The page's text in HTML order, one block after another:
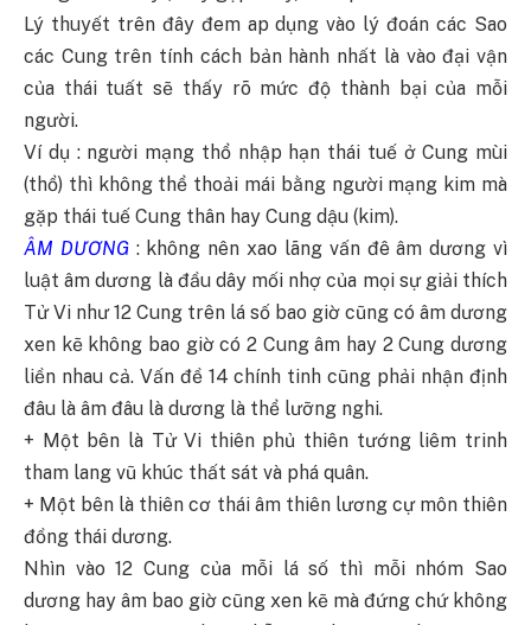
Lý thuyết trên đây đem ap dụng vào lý đoán các Sao
các Cung trên tính cách bản hành nhất là vào đại vận
của thái tuất sẽ thấy rõ mức độ thành bại của mỗi
người.
Ví dụ : người mạng thổ nhập hạn thái tuế ở Cung mùi
(thổ) thì không thể thoải mái bằng người mạng kim mà
gặp thái tuế Cung thân hay Cung dậu (kim).
ÂM DƯƠNG: không nên xao lãng vấn đê âm dương vì
luật âm dương là đầu dây mối nhợ của mọi sự giải thích
Tử Vi như 12 Cung trên lá số bao giờ cũng có âm dương
xen kẽ không bao giờ có 2 Cung âm hay 2 Cung dương
liền nhau cả. Vấn đề 14 chính tinh cũng phải nhận định
đâu là âm đâu là dương là thể lưỡng nghi.
+ Một bên là Tử Vi thiên phủ thiên tướng liêm trinh
tham lang vũ khúc thất sát và phá quân.
+ Một bên là thiên cơ thái âm thiên lương cự môn thiên
đồng thái dương.
Nhìn vào 12 Cung của mỗi lá số thì mỗi nhóm Sao
dương hay âm bao giờ cũng xen kẽ mà đứng chứ không